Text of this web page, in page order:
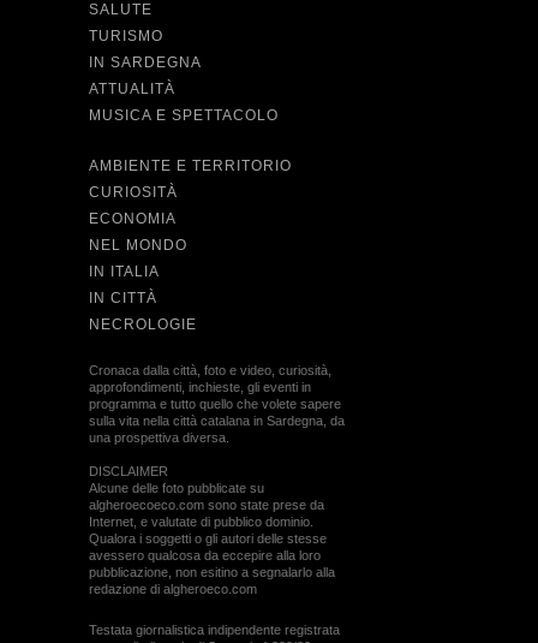
SALUTE
TURISMO
IN SARDEGNA
ATTUALITÀ
MUSICA E SPETTACOLO
AMBIENTE E TERRITORIO
CURIOSITÀ
ECONOMIA
NEL MONDO
IN ITALIA
IN CITTÀ
NECROLOGIE
Cronaca dalla città, foto e video, curiosità,
approfondimenti, inchieste, gli eventi in
programma e tutto quello che volete sapere
sulla vita nella città catalana in Sardegna, da
una prospettiva diversa.
DISCLAIMER
Alcune delle foto pubblicate su
algheroecoeco.com sono state prese da
Internet, e valutate di pubblico dominio.
Qualora i soggetti o gli autori delle stesse
avessero qualcosa da eccepire alla loro
pubblicazione, non esitino a segnalarlo alla
redazione di algheroeco.com
Testata giornalistica indipendente registrata